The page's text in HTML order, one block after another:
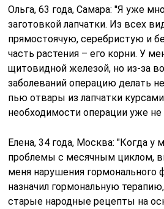
Ольга, 63 года, Самара: "Я уже
заготовкой лапчатки. Из всех
прямостоячую, серебристую и
часть растения – его корни. У
щитовидной железой, но из-за
заболеваний операцию делать
пью отвары из лапчатки
необходимости операции уже не
Елена, 34 года, Москва: "Когда у
проблемы с месячным циклом,
меня нарушения гормонального
назначил гормональную
старые народные рецепты на